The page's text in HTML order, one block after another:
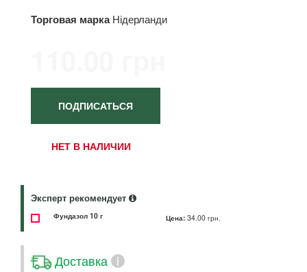
Торговая марка Нідерланди
ПОДПИСАТЬСЯ
НЕТ В НАЛИЧИИ
Эксперт рекомендует
Фундазол 10 г Цена: 34.00 грн.
Доставка i